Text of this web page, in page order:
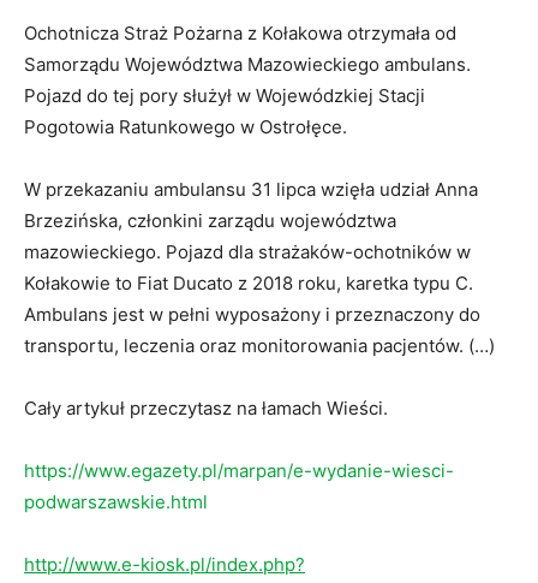
Ochotnicza Straż Pożarna z Kołakowa otrzymała od
Samorządu Województwa Mazowieckiego ambulans.
Pojazd do tej pory służył w Wojewódzkiej Stacji
Pogotowia Ratunkowego w Ostrołęce.
W przekazaniu ambulansu 31 lipca wzięła udział Anna
Brzezińska, członkini zarządu województwa
mazowieckiego. Pojazd dla strażaków-ochotników w
Kołakowie to Fiat Ducato z 2018 roku, karetka typu C.
Ambulans jest w pełni wyposażony i przeznaczony do
transportu, leczenia oraz monitorowania pacjentów. (…)
Cały artykuł przeczytasz na łamach Wieści.
https://www.egazety.pl/marpan/e-wydanie-wiesci-
podwarszawskie.html
http://www.e-kiosk.pl/index.php?